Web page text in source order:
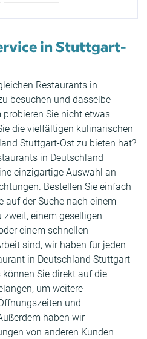
in Stuttgart-
Restaurants in
besuchen und dasselbe
probieren Sie nicht etwas
die vielfältigen kulinarischen
Stuttgart-Ost zu bieten hat?
in Deutschland
einzigartige Auswahl an
Bestellen Sie einfach
auf der Suche nach einem
zweit, einem geselligen
einem schnellen
sind, wir haben für jeden
in Deutschland Stuttgart-
Sie direkt auf die
um weitere
und
haben wir
von anderen Kunden